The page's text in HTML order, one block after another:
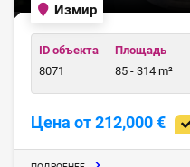
Измир
ID объекта
8071
Площадь
85 - 314 m²
Цена от 212,000 €